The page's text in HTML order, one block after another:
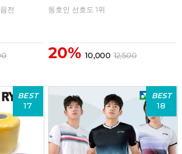
전 동호인 선호도 1위
20% 10,000 12,500
BEST
17
BEST
18